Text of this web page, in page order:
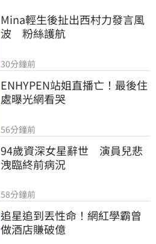
Mina輕生後扯出西村力發言風
波　粉絲護航
30分鐘前
ENHYPEN站姐直播亡！最後住
處曝光網看哭
56分鐘前
94歲資深女星辭世　演員兒悲
洩臨終前病況
58分鐘前
追星追到丟性命！網紅學霸曾
做酒店賺破億